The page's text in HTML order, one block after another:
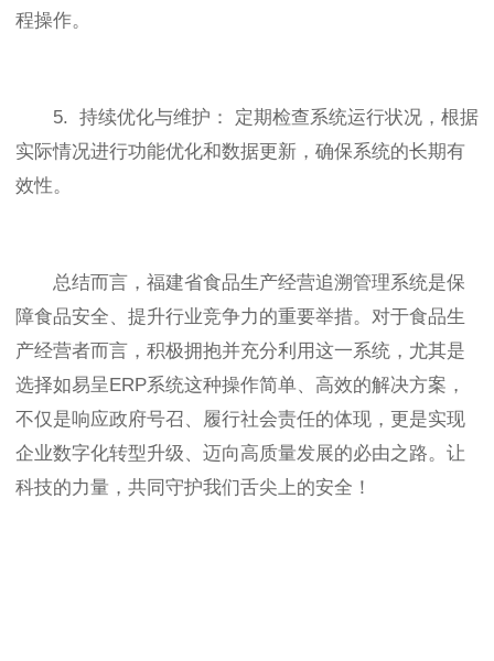
程操作。
5. 持续优化与维护： 定期检查系统运行状况，根据
实际情况进行功能优化和数据更新，确保系统的长期有
效性。
总结而言，福建省食品生产经营追溯管理系统是保
障食品安全、提升行业竞争力的重要举措。对于食品生
产经营者而言，积极拥抱并充分利用这一系统，尤其是
选择如易呈ERP系统这种操作简单、高效的解决方案，
不仅是响应政府号召、履行社会责任的体现，更是实现
企业数字化转型升级、迈向高质量发展的必由之路。让
科技的力量，共同守护我们舌尖上的安全！